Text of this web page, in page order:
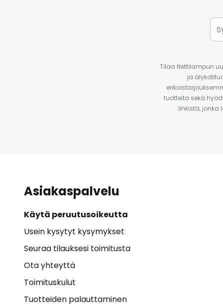
Tilaa Nettilampun
ja
tuotteita sekä
linkistä, jonka
Asiakaspalvelu
Käytä peruutusoikeutta
Usein kysytyt kysymykset
Seuraa tilauksesi toimitusta
Ota yhteyttä
Toimituskulut
Tuotteiden palauttaminen